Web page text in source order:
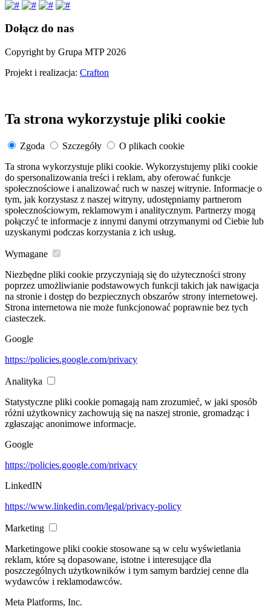
Dołącz do nas
Copyright by Grupa MTP 2026
Projekt i realizacja: Crafton
Ta strona wykorzystuje pliki cookie
Zgoda Szczegóły
O plikach cookie
Ta strona wykorzystuje pliki cookie. Wykorzystujemy pliki cookie
do spersonalizowania treści i reklam, aby oferować funkcje
społecznościowe i analizować ruch w naszej witrynie. Informacje o
tym, jak korzystasz z naszej witryny, udostępniamy partnerom
społecznościowym, reklamowym i analitycznym. Partnerzy mogą
połączyć te informacje z innymi danymi otrzymanymi od Ciebie lub
uzyskanymi podczas korzystania z ich usług.
Wymagane
Niezbędne pliki cookie przyczyniają się do użyteczności strony
poprzez umożliwianie podstawowych funkcji takich jak nawigacja
na stronie i dostęp do bezpiecznych obszarów strony internetowej.
Strona internetowa nie może funkcjonować poprawnie bez tych
ciasteczek.
Google
https://policies.google.com/privacy
Analityka
Statystyczne pliki cookie pomagają nam zrozumieć, w jaki sposób
różni użytkownicy zachowują się na naszej stronie, gromadząc i
zgłaszając anonimowe informacje.
Google
https://policies.google.com/privacy
LinkedIN
https://www.linkedin.com/legal/privacy-policy
Marketing
Marketingowe pliki cookie stosowane są w celu wyświetlania
reklam, które są dopasowane, istotne i interesujące dla
poszczególnych użytkowników i tym samym bardziej cenne dla
wydawców i reklamodawców.
Meta Platforms, Inc.